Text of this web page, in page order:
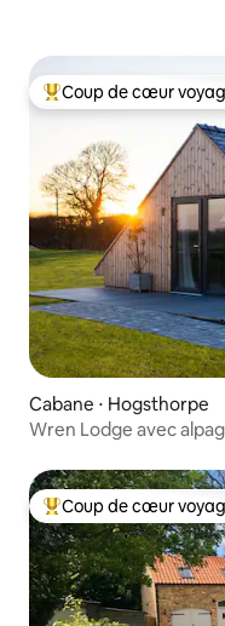
Coups de cœur
Coup de cœur
Cabane ⋅ Hogsthorpe
Wren Lodge avec
Coups de cœur
Coup de cœur